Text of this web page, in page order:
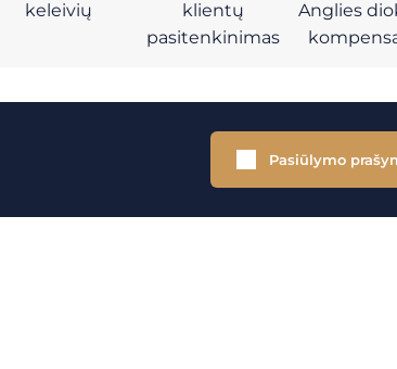
keleivių
klientų
pasitenkinimas
Anglies
Pasiūlymo